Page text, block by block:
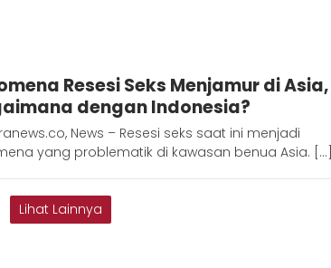
Resesi Seks Menjamur di Asia,
dengan Indonesia?
News – Resesi seks saat ini menjadi
yang problematik di kawasan benua Asia. […]
Lihat Lainnya